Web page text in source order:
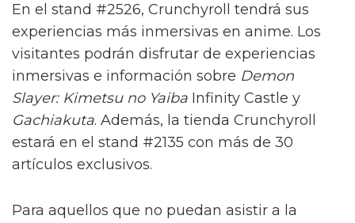
En el stand #2526, Crunchyroll tendrá sus
experiencias más inmersivas en anime. Los
visitantes podrán disfrutar de experiencias
inmersivas e información sobre Demon
Slayer: Kimetsu no Yaiba Infinity Castle y
Gachiakuta. Además, la tienda Crunchyroll
estará en el stand #2135 con más de 30
artículos exclusivos.
Para aquellos que no puedan asistir a la